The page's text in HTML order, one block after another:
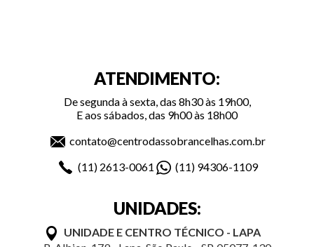
ATENDIMENTO:
De segunda à sexta, das 8h30 às 19h00,
E aos sábados, das 9h00 às 18h00
contato@centrodassobrancelhas.com.br
(11) 2613-0061 (11) 94306-1109
UNIDADES:
UNIDADE E CENTRO TÉCNICO - LAPA